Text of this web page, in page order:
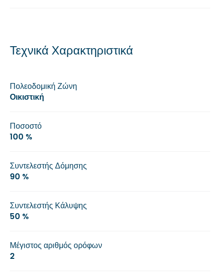
Τεχνικά Χαρακτηριστικά
Πολεοδομική Ζώνη
Οικιστική
Ποσοστό
100 %
Συντελεστής Δόμησης
90 %
Συντελεστής Κάλυψης
50 %
Μέγιστος αριθμός ορόφων
2